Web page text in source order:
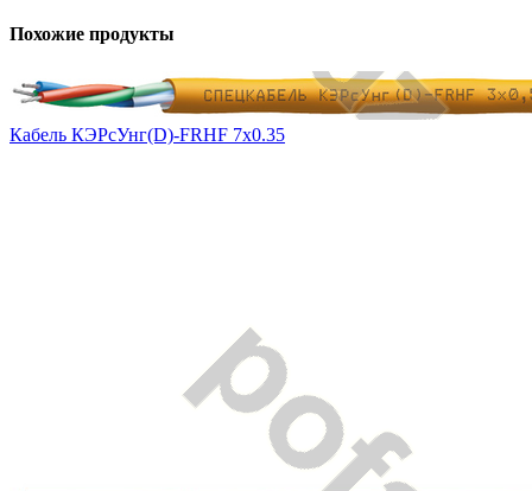
Похожие продукты
Кабель КЭРсУнг(D)-FRHF 7х0.35